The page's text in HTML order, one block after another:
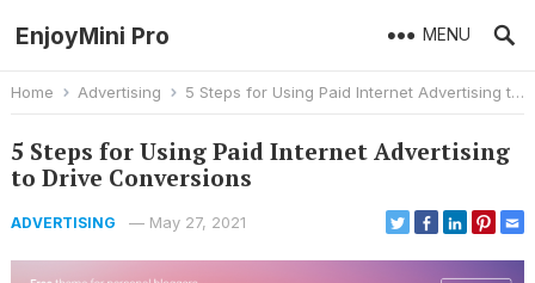
EnjoyMini Pro MENU
Home Advertising 5 Steps for Using Paid Internet Advertising to Drive Conversions
5 Steps for Using Paid Internet Advertising
to Drive Conversions
ADVERTISING — May 27, 2021